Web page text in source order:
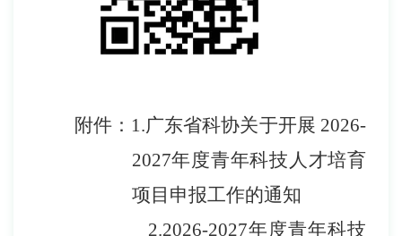
附件： 1.广东省科协关于开展 2026-
2027年度青年科技人才培育
项目 申报工作的通知
2.2026-2027年度青年科技